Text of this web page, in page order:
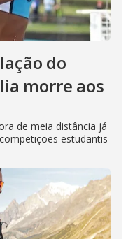
do
morre aos
de meia distância já
estudantis